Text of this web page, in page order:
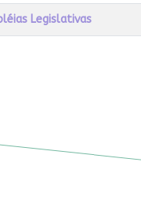
Legislativas